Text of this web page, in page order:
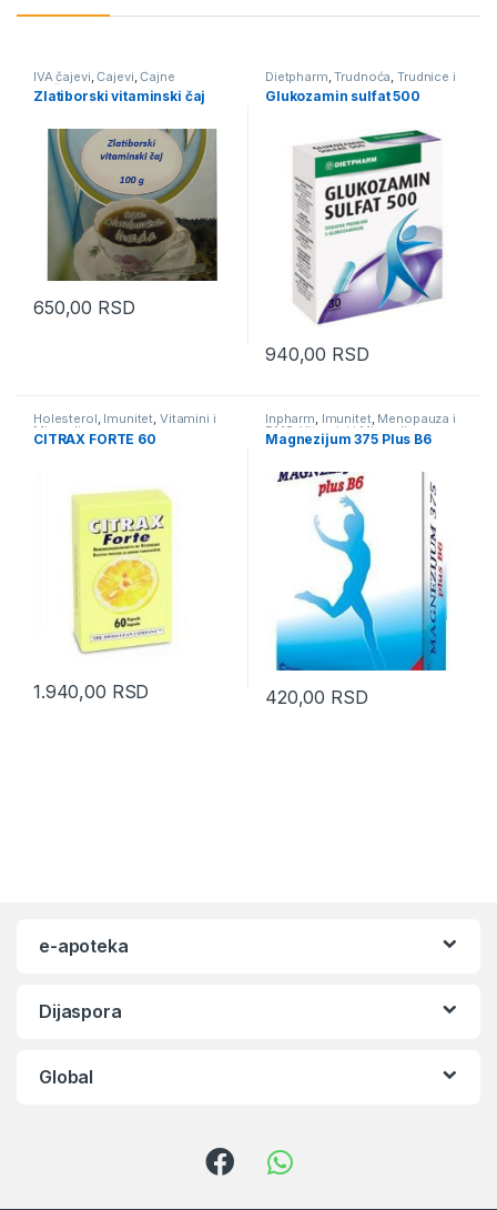
IVA čajevi ,Čajevi ,Čajne
mešavine,Vitamini i Minerali
Zlatiborski vitaminski čaj
650,00 RSD
Dietpharm ,Trudnoća ,Trudnice i
Porodilje Vitamini i Minerali
Glukozamin sulfat 500
940,00 RSD
Holesterol, Imunitet, Vitamini i
Minerali
CITRAX FORTE 60
1.940,00 RSD
Inpharm, Imunitet, Menopauza i
PMS ,Vitamini i Minerali
Magnezijum 375 Plus B6
420,00 RSD
e-apoteka
Dijaspora
Global